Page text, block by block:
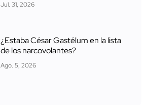
Jul. 31, 2026
¿Estaba César Gastélum en la lista
de los narcovolantes?
Ago. 5, 2026